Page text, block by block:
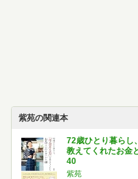
紫苑の関連本
72歳ひとり暮らし
教えてくれたお金
40
紫苑